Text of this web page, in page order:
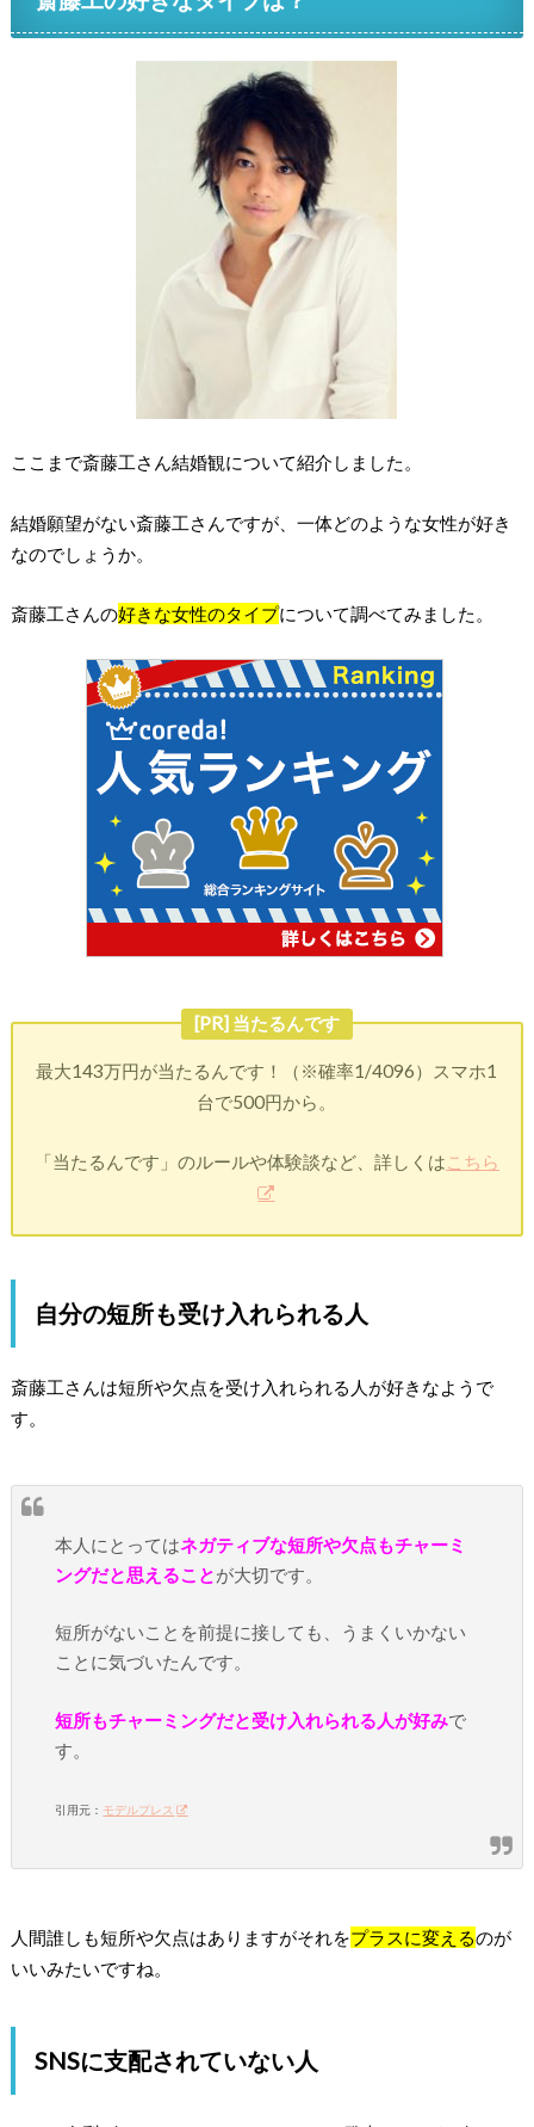
ここまで斎藤工さん結婚観について紹介しました。
結婚願望がない斎藤工さんですが、一体どのような女性が好き
なのでしょうか。
斎藤工さんの好きな女性のタイプについて調べてみました。
[PR] 当たるんです
最大143万円が当たるんです！（※確率1/4096）スマホ1
台で500円から。
「当たるんです」のルールや体験談など、詳しくは こちら
自分の短所も受け入れられる人
斎藤工さんは短所や欠点を受け入れられる人が好きなようで
す。
本人にとってはネガティブな短所や欠点もチャーミ
ングだと思えることが大切です。
短所がないことを前提に接しても、うまくいかない
ことに気づいたんです。
短所もチャーミングだと受け入れられる人が好みで
す。
引用元： モデルプレス
人間誰しも短所や欠点はありますがそれをプラスに変えるのが
いいみたいですね。
SNSに支配されていない人